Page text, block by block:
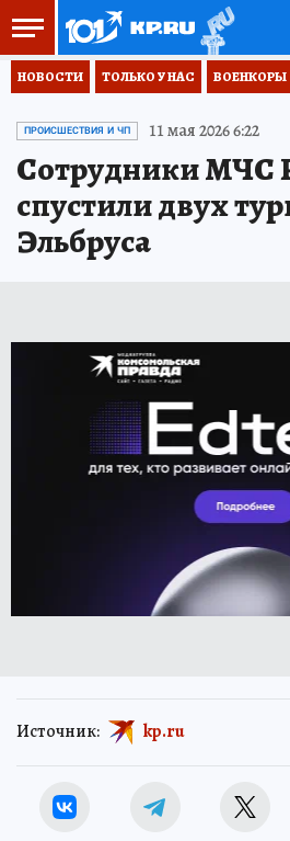
НОВОСТИ ТОЛЬКО У НАС ВОЕНКОРЫ
ПРОИСШЕСТВИЯ И ЧП 11 мая 2026 6:22
Сотрудники МЧС
спустили двух
Эльбруса
Источник: kp.ru